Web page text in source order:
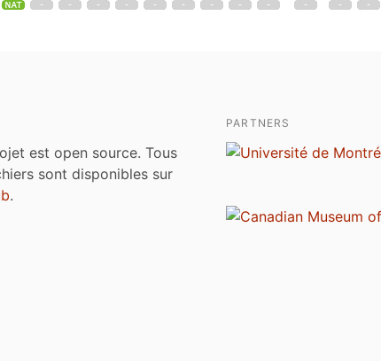
est open source. Tous
sont disponibles sur
.
PARTNERS